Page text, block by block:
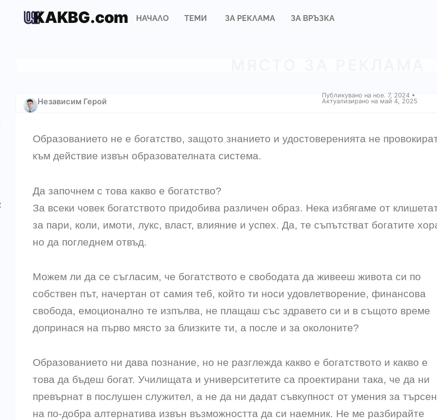
KAKBG.com НАЧАЛО ТЕМИ Open Теми
ЗА РЕКЛАМА ЗА ВРЪЗКА
Независим Герой
Публикувано на ное. 7, 2024 •
Актуализирано на май 4, 2025
Образованието не е богатство, защото знанието и удостоверенията не
към действие извън образователната система.
Да започнем с това какво е богатство?
За всеки човек богатството придобива различен образ. Нека избягаме от
за пари, коли, имоти, лукс, власт, влияние и успех. Да, те съпътстват богатите
но да погледнем отвъд.
Можем ли да се съгласим, че богатството е свободата да живееш живота си по
собствен път, начертан от самия теб, който ти носи удовлетворение, финансова
свобода, емоционално те изпълва, не плащаш със здравето си и в същото време
допринася на първо място за близките ти, а после и за околоните?
Oбразованието ни дава познание, но не разглежда какво е богатството и какво е
това да бъдеш богат. Училищата и университетите са проектирани така, че да ни
превърнат в послушен служител, а не да ни дадат съвкупност от умения за
на по-добра алтернатива извън възможността да си наемник. Не ме разбирайте